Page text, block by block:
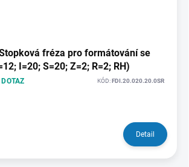
fréza pro formátování se
I=20; S=20; Z=2; R=2; RH)
KÓD:FDI.20.020.20.0SR
Detail